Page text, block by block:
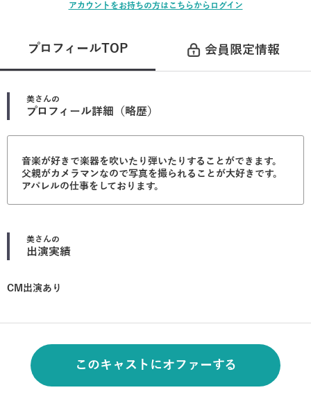
アカウントをお持ちの方はこちらからログイン
プロフィールTOP 会員限定情報
美さんの
プロフィール詳細（略歴）
音楽が好きで楽器を吹いたり弾いたりすることができます。
父親がカメラマンなので写真を撮られることが大好きです。
アパレルの仕事をしております。
美さんの
出演実績
CM出演あり
このキャストにオファーする